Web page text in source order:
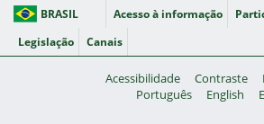
BRASIL Acesso à informação
Legislação
Canais
Acessibilidade Contraste
Português
English